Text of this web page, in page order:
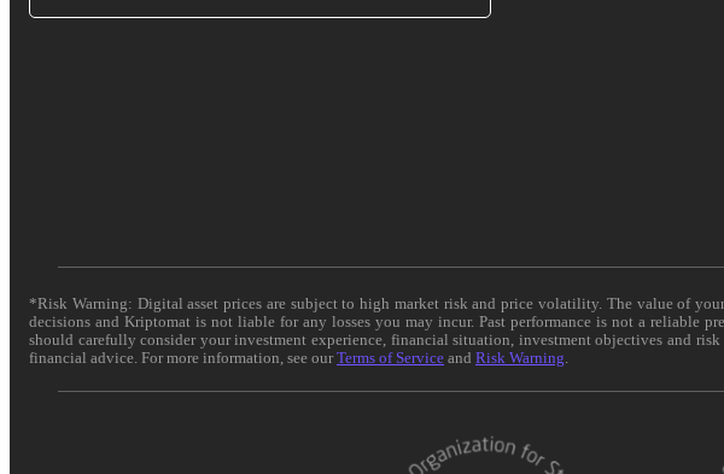
*Risk Warning: Digital asset prices are subject to high market risk and price volatility. The value of
decisions and Kriptomat is not liable for any losses you may incur. Past performance is not a reliable
should carefully consider your investment experience, financial situation, investment objectives and
financial advice. For more information, see ourTerms of Service and Risk Warning